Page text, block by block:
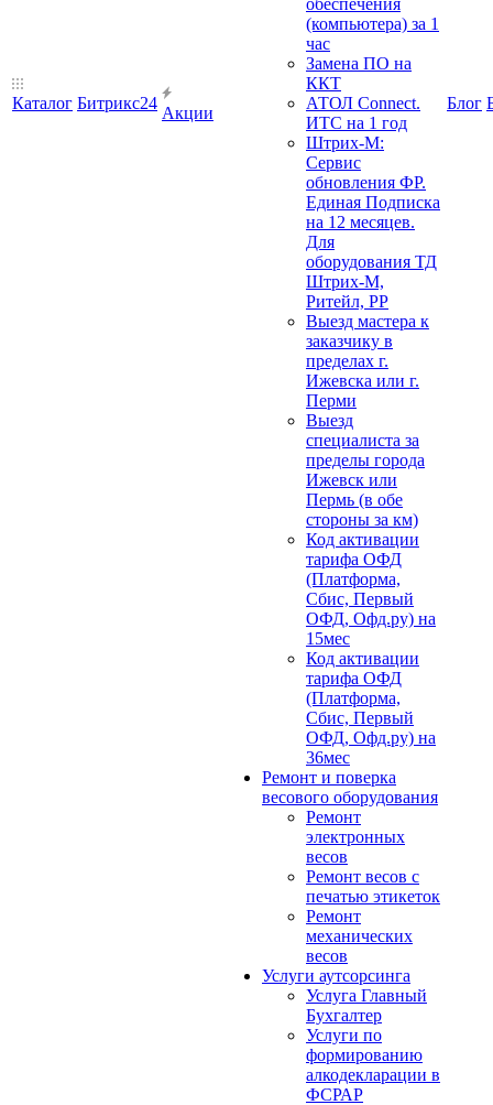
Каталог Битрикс24
Акции
обеспечения
(компьютера) за 1
час
Замена ПО на
ККТ
АТОЛ Connect.
ИТС на 1 год
Штрих-М:
Сервис
обновления ФР.
Единая Подписка
на 12 месяцев.
Для
оборудования ТД
Штрих-М,
Ритейл, РР
Выезд мастера к
заказчику в
пределах г.
Ижевска или г.
Перми
Выезд
специалиста за
пределы города
Ижевск или
Пермь (в обе
стороны за км)
Код активации
тарифа ОФД
(Платформа,
Сбис, Первый
ОФД, Офд.ру) на
15мес
Код активации
тарифа ОФД
(Платформа,
Сбис, Первый
ОФД, Офд.ру) на
36мес
Ремонт и поверка
весового оборудования
Ремонт
электронных
весов
Ремонт весов с
печатью этикеток
Ремонт
механических
весов
Услуги аутсорсинга
Услуга Главный
Бухгалтер
Услуги по
формированию
алкодекларации в
ФСРАР
Блог